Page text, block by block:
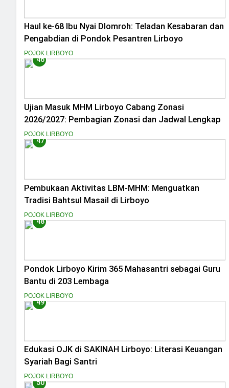
Haul ke-68 Ibu Nyai Dlomroh: Teladan Kesabaran dan
Pengabdian di Pondok Pesantren Lirboyo
POJOK LIRBOYO
46
Ujian Masuk MHM Lirboyo Cabang Zonasi
2026/2027: Pembagian Zonasi dan Jadwal Lengkap
POJOK LIRBOYO
47
Pembukaan Aktivitas LBM-MHM: Menguatkan
Tradisi Bahtsul Masail di Lirboyo
POJOK LIRBOYO
48
Pondok Lirboyo Kirim 365 Mahasantri sebagai Guru
Bantu di 203 Lembaga
POJOK LIRBOYO
49
Edukasi OJK di SAKINAH Lirboyo: Literasi Keuangan
Syariah Bagi Santri
POJOK LIRBOYO
50